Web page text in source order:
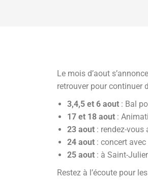
Le mois d’aout
retrouver pour continuer
3,4,5 et 6 aout : Bal
17 et 18 aout :
23 aout : rendez-vous
24 aout : concert
25 aout : à Saint-
Restez à l’écoute pour